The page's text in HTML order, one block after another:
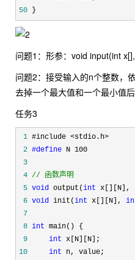
50 }
问题1：形参：void input(int
问题2：接受输入的n个整数，
去掉一个最大值和一个最小值
任务3
1
2 #define
3
4 // 函数声明
5 void output(int x[][N],
6 void init(int x[][N],
7
8 int
9
int
10
int